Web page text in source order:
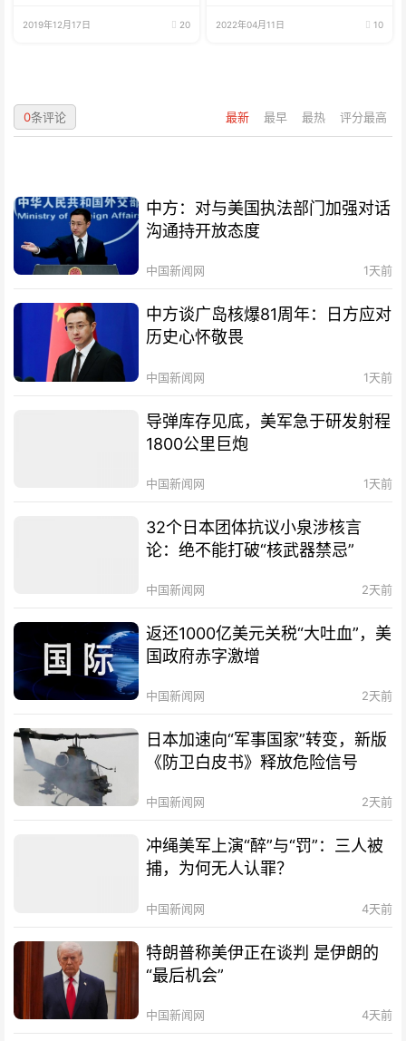
2019年12月17日 20 2022年04月11日 10
最新 最早 最热 评分最高
0条评论
中方：对与美国执法部门加强对话
沟通持开放态度
中国新闻网 1天前
中方谈广岛核爆81周年：日方应对
历史心怀敬畏
中国新闻网 1天前
导弹库存见底，美军急于研发射程
1800公里巨炮
中国新闻网 1天前
32个日本团体抗议小泉涉核言
论：绝不能打破“核武器禁忌”
中国新闻网 2天前
返还1000亿美元关税“大吐血”，美
国政府赤字激增
中国新闻网 2天前
日本加速向“军事国家”转变，新版
《防卫白皮书》释放危险信号
中国新闻网 2天前
冲绳美军上演“醉”与“罚”：三人被
捕，为何无人认罪？
中国新闻网 4天前
特朗普称美伊正在谈判 是伊朗的
“最后机会”
中国新闻网 4天前